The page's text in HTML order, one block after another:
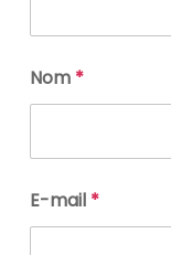
Nom *
E-mail *